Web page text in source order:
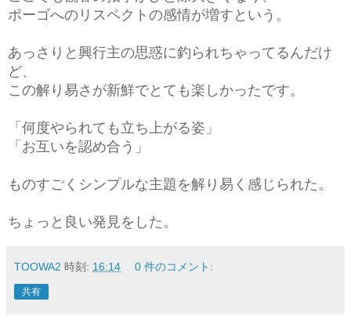
ポーゴへのリスペクトの感情が増すという。
あっさりと興行主の思惑に釣られちゃってるんだけ
ど、
この解り易さが新鮮でとても楽しかったです。
「何度やられても立ち上がる姿」
「お互いを認め合う」
ものすごくシンプルな主題を解り易く感じられた。
ちょっと良い発見をした。
TOOWA2 時刻: 16:14 0 件のコメント:
共有